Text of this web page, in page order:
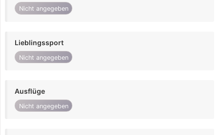
Nicht angegeben
Lieblingssport
Nicht angegeben
Ausflüge
Nicht angegeben